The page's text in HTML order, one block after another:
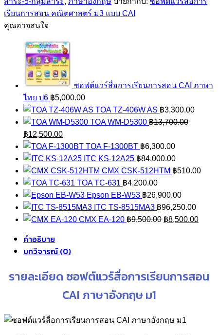
การ
สอน
ภาษา
อังกฤษ
ชิ้น
เรียนการสอน คณิตศาสตร์ ม3 แบบ CAI
คุณอาจสนใจ
ซอฟต์แวร์สื่อการเรียนการสอน CAI ภาษา
ไทย ป6 ฿5,000.00
TOA TZ-406W AS ฿3,300.00
TOA WM-D5300 ฿13,700.00
Original
price
was:
฿13,700.00.
฿12,500.00Current
price
is:
฿12,500.00.
TOA F-1300BT ฿6,300.00
ITC KS-12A25 ฿84,000.00
CMX CSK-512HTM ฿510.00
TOA TC-631 ฿4,200.00
Epson EB-W53 ฿26,900.00
ITC TS-8515MA3 ฿96,250.00
CMX EA-120 ฿9,500.00 Original
฿8,500.00
คำอธิบาย
บทวิจารณ์ (0)
รายละเอียด ซอฟต์แวร์สื่อการเรียนการสอน
CAI ภาษาอังกฤษ ม1